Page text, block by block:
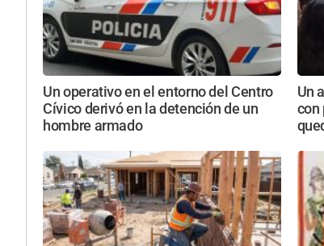
Un operativo en el entorno del Centro
Cívico derivó en la detención de un
hombre armado
Un
con